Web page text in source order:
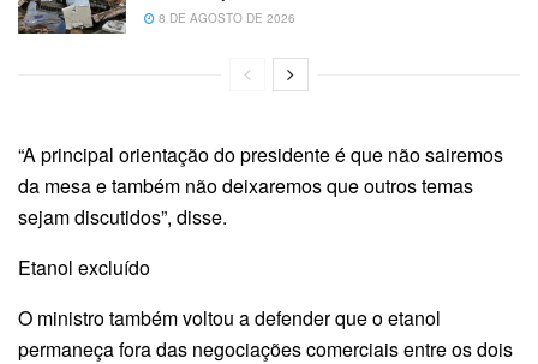
8 DE AGOSTO DE 2026
“A principal orientação do presidente é que não sairemos
da mesa e também não deixaremos que outros temas
sejam discutidos”, disse.
Etanol excluído
O ministro também voltou a defender que o etanol
permaneça fora das negociações comerciais entre os dois